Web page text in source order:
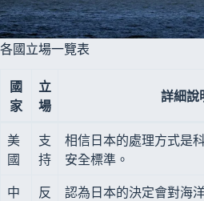
各國立場一覽表
國
家
立
場
詳細說
美
國
支
持
相信日本的處理方式是
安全標準。
中
反
認為日本的決定會對海